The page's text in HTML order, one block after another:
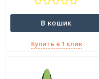
В кошик
Купить в 1 клик